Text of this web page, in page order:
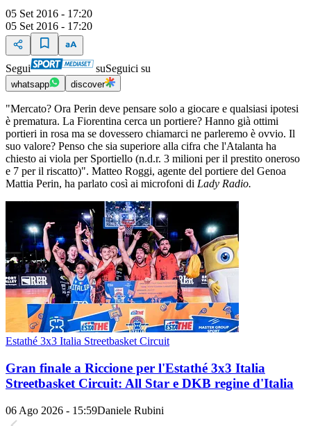
05 Set 2016 - 17:20
05 Set 2016 - 17:20
Segui suSeguici su
whatsapp discover
"Mercato? Ora Perin deve pensare solo a giocare e qualsiasi ipotesi
è prematura. La Fiorentina cerca un portiere? Hanno già ottimi
portieri in rosa ma se dovessero chiamarci ne parleremo è ovvio. Il
suo valore? Penso che sia superiore alla cifra che l'Atalanta ha
chiesto ai viola per Sportiello (n.d.r. 3 milioni per il prestito oneroso
e 7 per il riscatto)". Matteo Roggi, agente del portiere del Genoa
Mattia Perin, ha parlato così ai microfoni di Lady Radio.
Estathé 3x3 Italia Streetbasket Circuit
Gran finale a Riccione per l'Estathé 3x3 Italia
Streetbasket Circuit: All Star e DKB regine d'Italia
06 Ago 2026 - 15:59Daniele Rubini